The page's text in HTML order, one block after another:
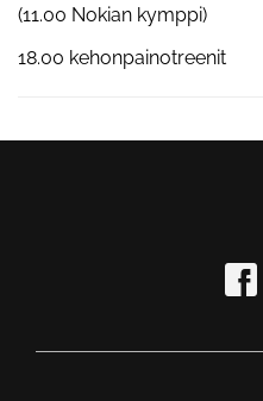
(11.00 Nokian kymppi)
18.00 kehonpainotreenit